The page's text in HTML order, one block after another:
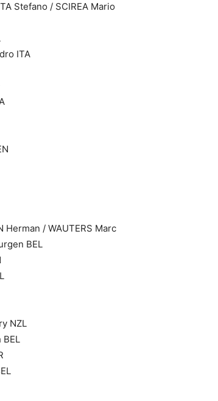
Stefano / SCIREA Mario
ITA
Herman / WAUTERS Marc
BEL
NZL
BEL